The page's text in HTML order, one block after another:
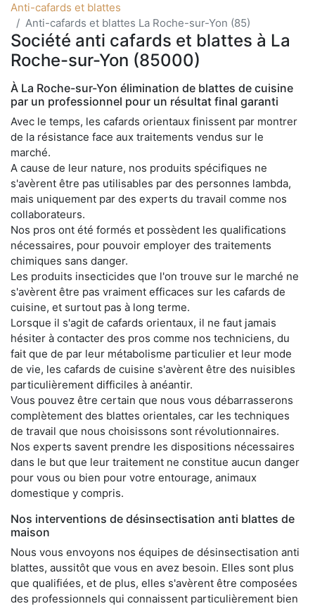
Anti-cafards et blattes
Anti-cafards et blattes La Roche-sur-Yon (85)
Société anti cafards et blattes à La
Roche-sur-Yon (85000)
À La Roche-sur-Yon élimination de blattes de cuisine
par un professionnel pour un résultat final garanti
Avec le temps, les cafards orientaux finissent par montrer
de la résistance face aux traitements vendus sur le
marché.
A cause de leur nature, nos produits spécifiques ne
s'avèrent être pas utilisables par des personnes lambda,
mais uniquement par des experts du travail comme nos
collaborateurs.
Nos pros ont été formés et possèdent les qualifications
nécessaires, pour pouvoir employer des traitements
chimiques sans danger.
Les produits insecticides que l'on trouve sur le marché ne
s'avèrent être pas vraiment efficaces sur les cafards de
cuisine, et surtout pas à long terme.
Lorsque il s'agit de cafards orientaux, il ne faut jamais
hésiter à contacter des pros comme nos techniciens, du
fait que de par leur métabolisme particulier et leur mode
de vie, les cafards de cuisine s'avèrent être des nuisibles
particulièrement difficiles à anéantir.
Vous pouvez être certain que nous vous débarrasserons
complètement des blattes orientales, car les techniques
de travail que nous choisissons sont révolutionnaires.
Nos experts savent prendre les dispositions nécessaires
dans le but que leur traitement ne constitue aucun danger
pour vous ou bien pour votre entourage, animaux
domestique y compris.
Nos interventions de désinsectisation anti blattes de
maison
Nous vous envoyons nos équipes de désinsectisation anti
blattes, aussitôt que vous en avez besoin. Elles sont plus
que qualifiées, et de plus, elles s'avèrent être composées
des professionnels qui connaissent particulièrement bien